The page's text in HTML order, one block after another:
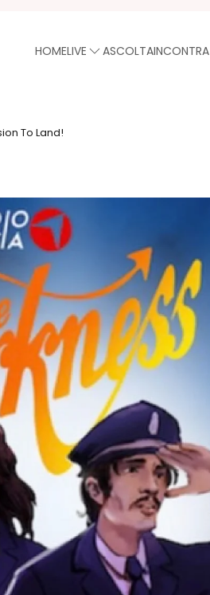
HOMELIVE ASCOLTAINCONTRA
To Land!